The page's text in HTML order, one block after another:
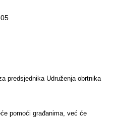
predsjednika Udruženja obrtnika
pomoći građanima, već će